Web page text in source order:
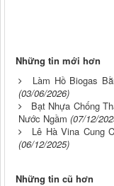
Những tin mới hơn
Làm Hồ Biogas
(03/06/2026)
Bạt Nhựa Chống
Nước Ngầm (07/12/
Lê Hà Vina Cung
(06/12/2025)
Những tin cũ hơn